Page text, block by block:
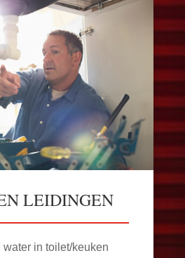
LEIDINGEN
water in toilet/keuken